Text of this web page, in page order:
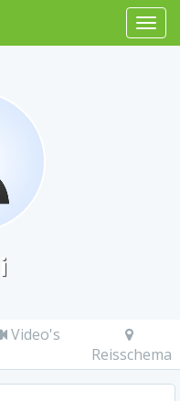
Video's
Reisschema